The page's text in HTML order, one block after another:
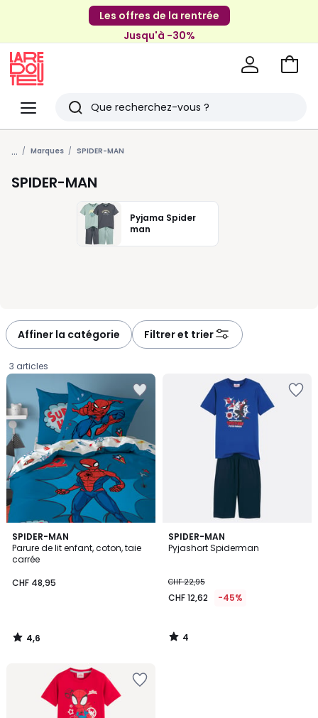
Les offres de la rentrée
Jusqu'à -30%
Menu
Redoute
Rechercher
Derniers
articles
vus
Aller
... Marques SPIDER-MAN
SPIDER-MAN
Pyjama Spider
man
Affiner la catégorie Filtrer et trier
3 articles
SPIDER-MAN
Parure de lit enfant, coton, taie
carrée
48,95.
CHF 48,95
4,6
/ 5
4,6
/
SPIDER-MAN
Pyjashort Spiderman
CHF 22,95
CHF 12,62 -45%
4
/
4
/